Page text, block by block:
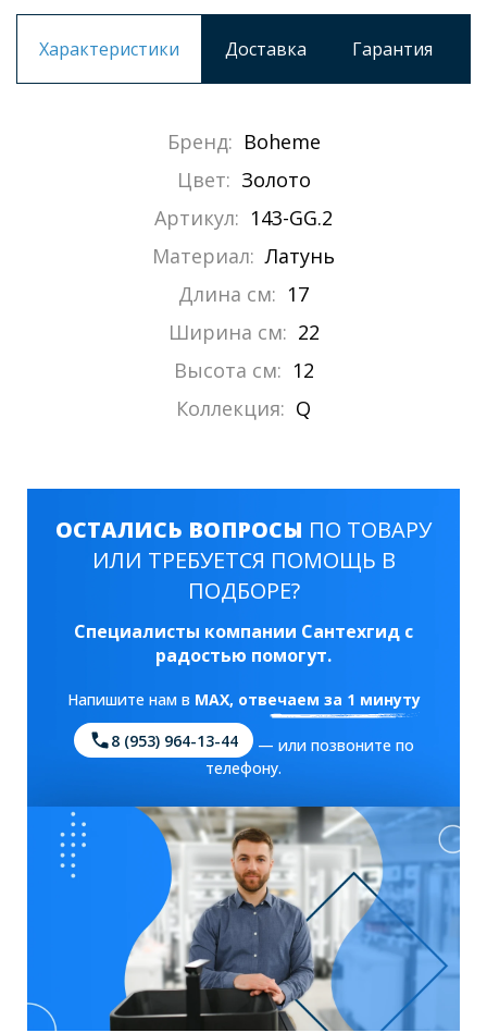
Характеристики Доставка Гарантия
Бренд: Boheme
Цвет: Золото
Артикул: 143-GG.2
Материал: Латунь
Длина см: 17
Ширина см: 22
Высота см: 12
Коллекция: Q
ОСТАЛИСЬ ВОПРОСЫ ПО ТОВАРУ
ИЛИ ТРЕБУЕТСЯ ПОМОЩЬ В
ПОДБОРЕ?
Специалисты компании Сантехгид с
радостью помогут.
Напишите нам в MAX, отвечаем за 1 минуту
8 (953) 964-13-44
— или позвоните по
телефону.